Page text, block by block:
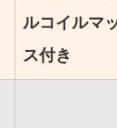
ルコイルマ
ス付き